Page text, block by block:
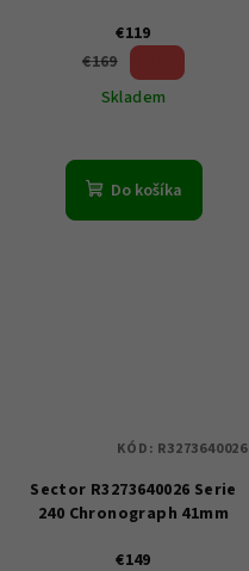
€119
€169
Skladem
Do košíka
Sector R3273640026 Serie
240 Chronograph 41mm
€149
KÓD: R3273640026